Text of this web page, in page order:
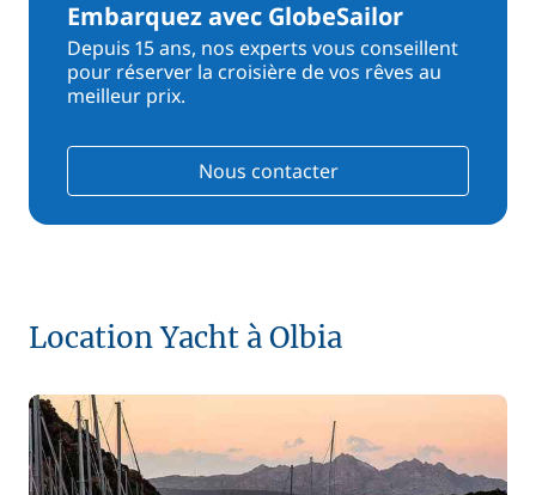
Embarquez avec GlobeSailor
Depuis 15 ans, nos experts vous conseillent
pour réserver la croisière de vos rêves au
meilleur prix.
Nous contacter
Location Yacht à Olbia